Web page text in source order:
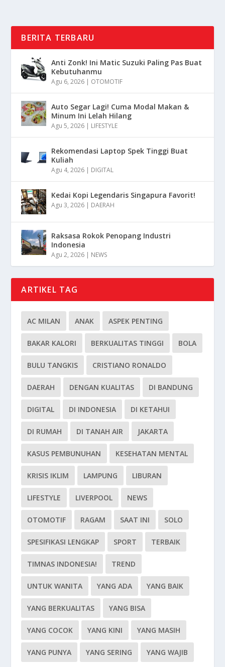
BERITA TERBARU
Anti Zonk! Ini Matic Suzuki Paling Pas Buat
Kebutuhanmu
Agu 6, 2026 | OTOMOTIF
Auto Segar Lagi! Cuma Modal Makan &
Minum Ini Lelah Hilang
Agu 5, 2026 | LIFESTYLE
Rekomendasi Laptop Spek Tinggi Buat
Kuliah
Agu 4, 2026 | DIGITAL
Kedai Kopi Legendaris Singapura Favorit!
Agu 3, 2026 | DAERAH
Raksasa Rokok Penopang Industri
Indonesia
Agu 2, 2026 | NEWS
ARTIKEL TAG
AC MILAN ANAK ASPEK PENTING
BAKAR KALORI BERKUALITAS TINGGI BOLA
BULU TANGKIS CRISTIANO RONALDO
DAERAH DENGAN KUALITAS DI BANDUNG
DIGITAL DI INDONESIA DI KETAHUI
DI RUMAH DI TANAH AIR JAKARTA
KASUS PEMBUNUHAN KESEHATAN MENTAL
KRISIS IKLIM LAMPUNG LIBURAN
LIFESTYLE LIVERPOOL NEWS
OTOMOTIF RAGAM SAAT INI SOLO
SPESIFIKASI LENGKAP SPORT TERBAIK
TIMNAS INDONESIA! TREND
UNTUK WANITA YANG ADA YANG BAIK
YANG BERKUALITAS YANG BISA
YANG COCOK YANG KINI YANG MASIH
YANG PUNYA YANG SERING YANG WAJIB